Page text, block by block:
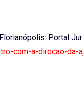
Portal
com-a-direcao-da-